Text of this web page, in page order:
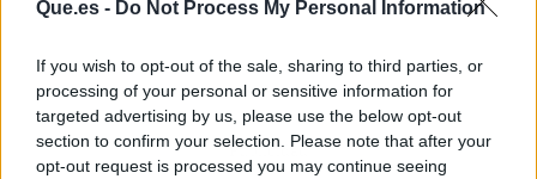
Que.es - Do Not Process My Personal Information
If you wish to opt-out of the sale, sharing to third parties, or
processing of your personal or sensitive information for
targeted advertising by us, please use the below opt-out
section to confirm your selection. Please note that after your
opt-out request is processed you may continue seeing
Publicidad